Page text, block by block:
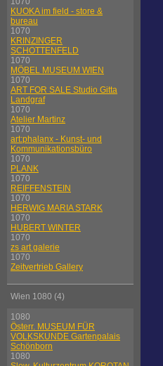
KUOKA im field - store &
bureau
1070
KRINZINGER
SCHOTTENFELD
1070
MÖBEL MUSEUM WIEN
1070
ART FOR SALE Studio Gitta
Landgraf
1070
Atelier Martinz
1070
art:phalanx - Kunst- und
Kommunikationsbüro
1070
PLANK
1070
REIFFENSTEIN
1070
HERWIG MARIA STARK
1070
HUBERT WINTER
1070
zs art galerie
1070
Zeitvertrieb Gallery
Wien 1080 (4)
1080
Österr. MUSEUM FÜR
VOLKSKUNDE Gartenpalais
Schönborn
1080